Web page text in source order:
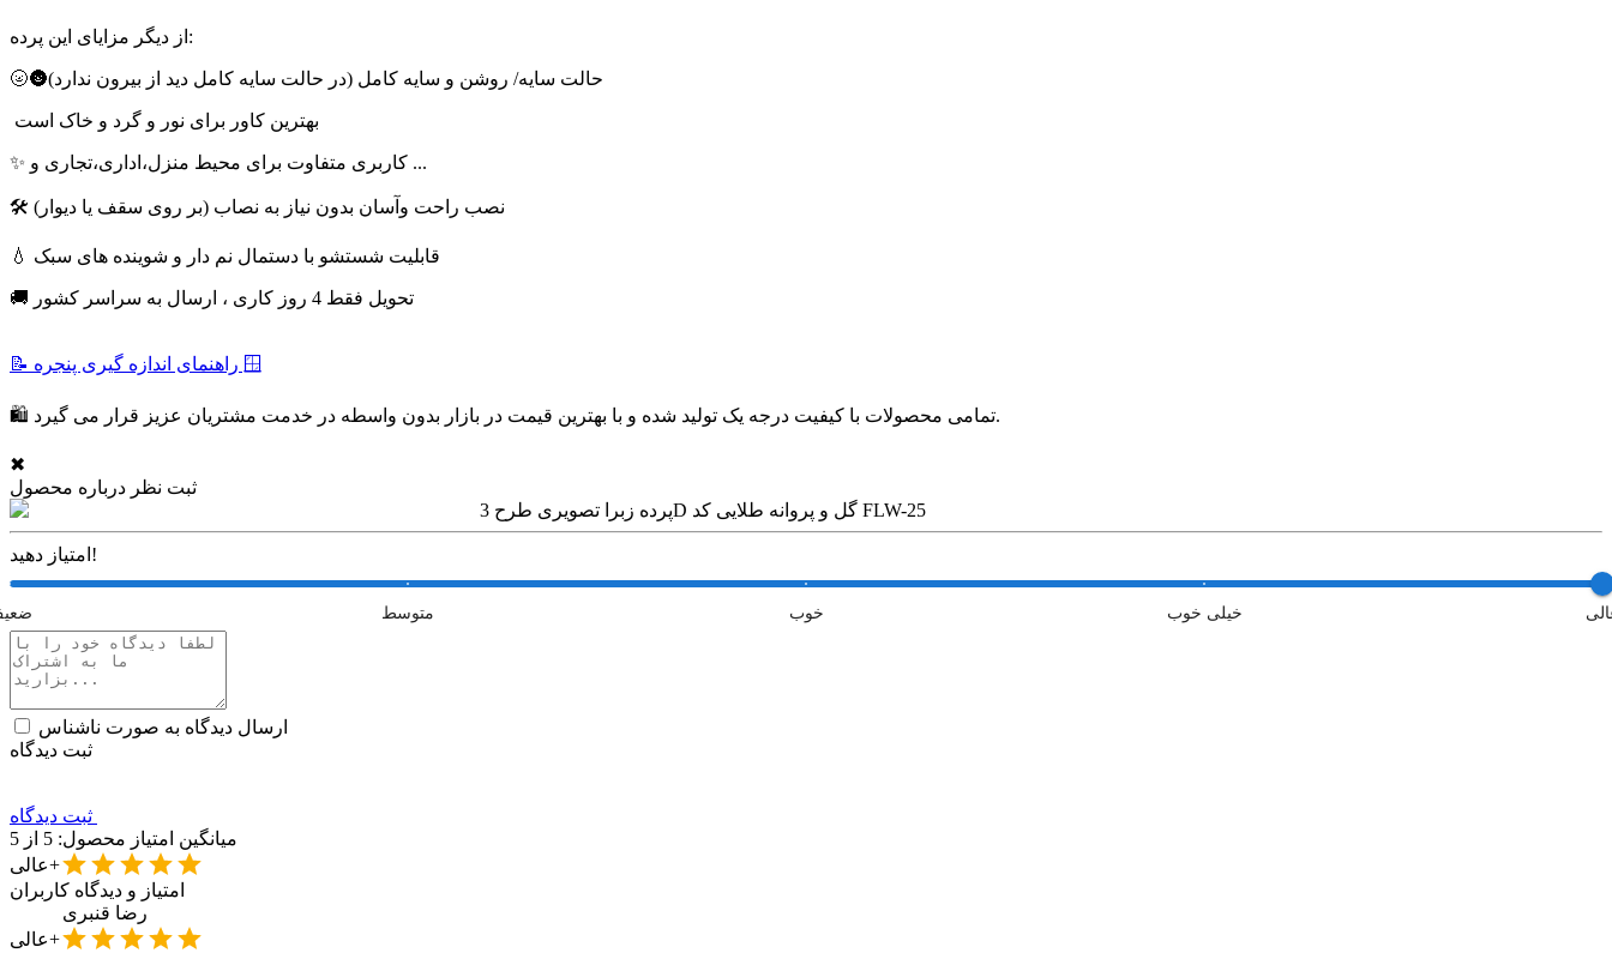
از دیگر مزایای این پرده:
🌝🌚حالت سایه/ روشن و سایه کامل (در حالت سایه کامل دید از بیرون ندارد)
✨ کاربری متفاوت برای محیط منزل،اداری،تجاری و ...
🛠 نصب راحت وآسان بدون نیاز به نصاب (بر روی سقف یا دیوار)
💧 قابلیت شستشو با دستمال نم دار و شوینده های سبک
🚚 تحویل فقط 4 روز کاری ، ارسال به سراسر کشور
📝 راهنمای اندازه گیری پنجره 🪟
🛍 تمامی محصولات با کیفیت درجه یک تولید شده و با بهترین قیمت در بازار بدون واسطه در خدمت مشتریان عزیز قرار می گیرد.
✖
ثبت نظر درباره محصول
پرده زبرا تصویری طرح 3D گل و پروانه طلایی کد FLW-25
امتیاز دهید!
متوسط خوب خیلی خوب
ارسال دیدگاه به صورت ناشناس
ثبت دیدگاه
میانگین امتیاز محصول: 5 از 5
عالی+
امتیاز و دیدگاه کاربران
رضا قنبری
عالی+